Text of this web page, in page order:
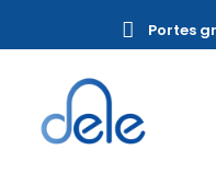
Portes